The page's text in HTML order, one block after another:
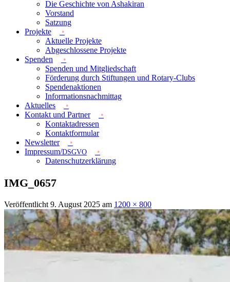
Die Geschichte von Ashakiran
Vorstand
Satzung
Projekte
Aktuelle Projekte
Abgeschlossene Projekte
Spenden
Spenden und Mitgliedschaft
Förderung durch Stiftungen und Rotary-Clubs
Spendenaktionen
Informationsnachmittag
Aktuelles
Kontakt und Partner
Kontaktadressen
Kontaktformular
Newsletter
Impressum/DSGVO
Datenschutzerklärung
IMG_0657
Veröffentlicht 9. August 2025 am 1200 × 800